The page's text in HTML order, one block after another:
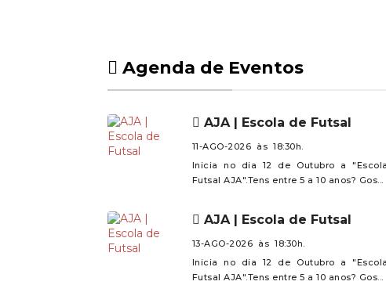
plantas e derivados e/ ou ceras,
Agenda de Eventos
AJA | Escola de Futsal
11-AGO-2026 às 18:30h.
Inicia no dia 12 de Outubro a
Futsal AJA".Tens entre 5 a 10 anos? Gos...
AJA | Escola de Futsal
13-AGO-2026 às 18:30h.
Inicia no dia 12 de Outubro a
Futsal AJA".Tens entre 5 a 10 anos? Gos...